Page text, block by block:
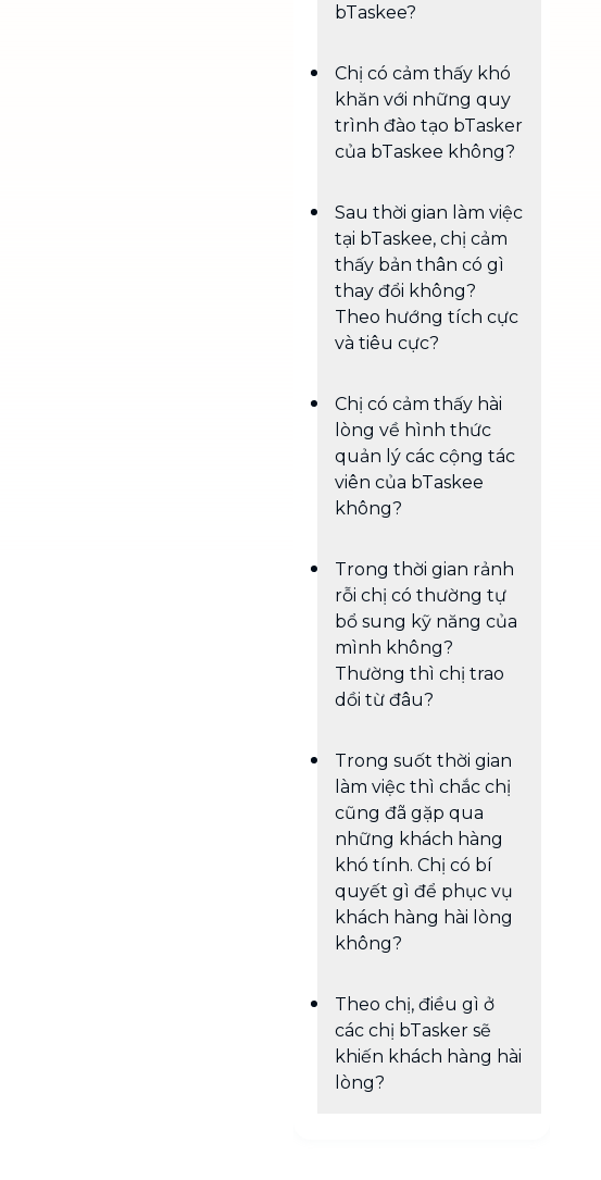
bTaskee?
Chị có cảm thấy khó
khăn với những quy
trình đào tạo bTasker
của bTaskee không?
Sau thời gian làm việc
tại bTaskee, chị cảm
thấy bản thân có gì
thay đổi không?
Theo hướng tích cực
và tiêu cực?
Chị có cảm thấy hài
lòng về hình thức
quản lý các cộng tác
viên của bTaskee
không?
Trong thời gian rảnh
rỗi chị có thường tự
bổ sung kỹ năng của
mình không?
Thường thì chị trao
dồi từ đâu?
Trong suốt thời gian
làm việc thì chắc chị
cũng đã gặp qua
những khách hàng
khó tính. Chị có bí
quyết gì để phục vụ
khách hàng hài lòng
không?
Theo chị, điều gì ở
các chị bTasker sẽ
khiến khách hàng hài
lòng?